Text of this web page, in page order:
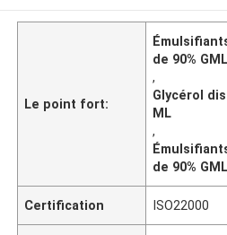
Le point fort:
de 90% GML
,
Glycérol
ML
,
de 90% GML
Certification ISO22000